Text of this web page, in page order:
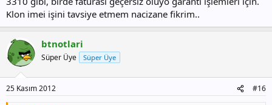
Klon imei işini tavsiye etmem nacizane fikrim..
btnotlari
Süper Üye Süper Üye
25 Kasım 2012 #16